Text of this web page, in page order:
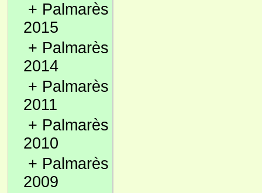
+ Palmarès
2015
+ Palmarès
2014
+ Palmarès
2011
+ Palmarès
2010
+ Palmarès
2009